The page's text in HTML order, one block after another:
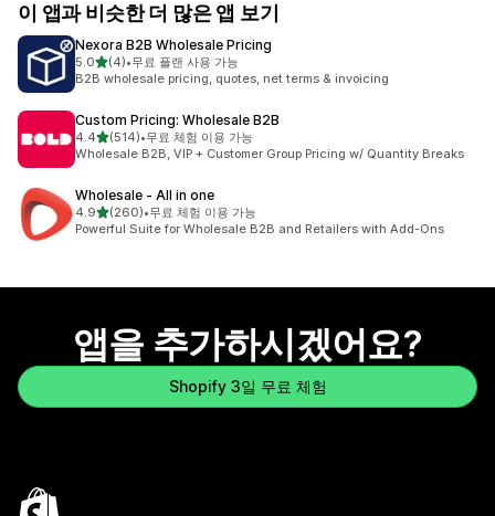
이 앱과 비슷한 더 많은 앱 보기
Nexora B2B Wholesale Pricing
5.0별 5개 중
(4)
총 리뷰 4개
•무료 플랜 사용 가능
B2B wholesale pricing, quotes, net terms & invoicing
Custom Pricing: Wholesale B2B
4.4별 5개 중
(514)
총 리뷰 514개
•무료 체험 이용 가능
Wholesale B2B, VIP + Customer Group Pricing w/ Quantity Breaks
Wholesale ‑ All in one
4.9별 5개 중
(260)
총 리뷰 260개
•무료 체험 이용 가능
Powerful Suite for Wholesale B2B and Retailers with Add-Ons
앱을 추가하시겠어요?
Shopify 3일 무료 체험